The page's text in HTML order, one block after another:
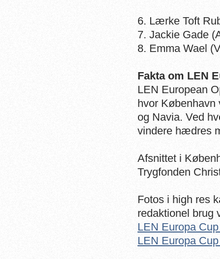
6. Lærke Toft
7. Jackie Gade
8. Emma Wael
Fakta om LEN
LEN European
hvor
og Navia. Ved
vindere hædres
Afsnittet i
Trygfonden
Fotos i high res
redaktionel brug
LEN Europa
LEN Europa